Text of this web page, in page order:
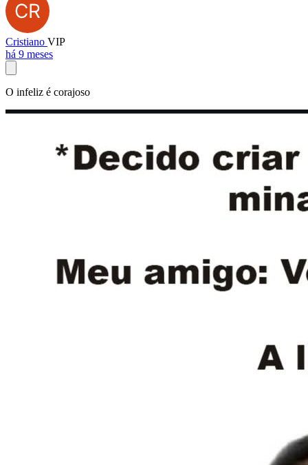
Cristiano VIP
há 9 meses
O infeliz é corajoso